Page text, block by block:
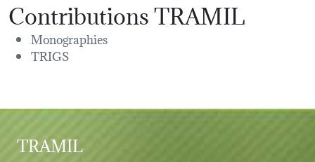
Contributions TRAMIL
Monographies
TRIGS
TRAMIL